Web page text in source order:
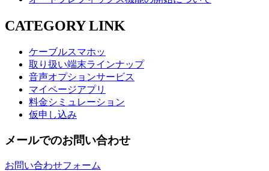
CATEGORY LINK
ケーブルスマホッ
取り扱い端末ラインナップ
音声オプションサービス
マイページアプリ
料金シミュレーション
仮申し込み
メールでのお問い合わせ
お問い合わせフォーム